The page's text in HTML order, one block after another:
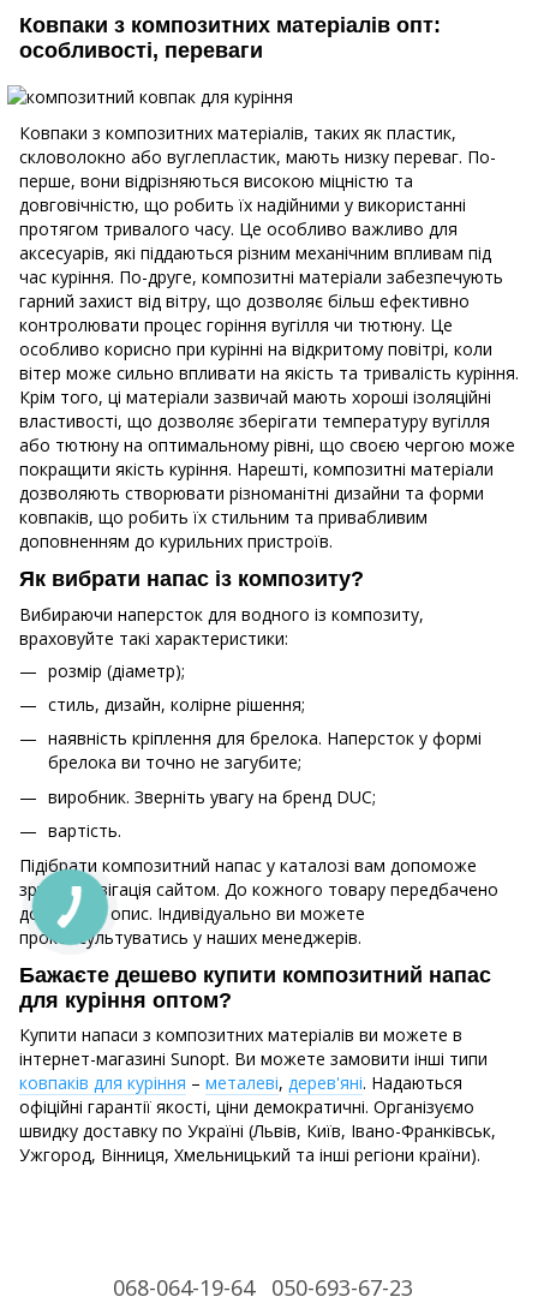
Ковпаки з композитних матеріалів опт:
особливості, переваги
Ковпаки з композитних матеріалів, таких як пластик,
скловолокно або вуглепластик, мають низку переваг. По-
перше, вони відрізняються високою міцністю та
довговічністю, що робить їх надійними у використанні
протягом тривалого часу. Це особливо важливо для
аксесуарів, які піддаються різним механічним впливам під
час куріння. По-друге, композитні матеріали забезпечують
гарний захист від вітру, що дозволяє більш ефективно
контролювати процес горіння вугілля чи тютюну. Це
особливо корисно при курінні на відкритому повітрі, коли
вітер може сильно впливати на якість та тривалість куріння.
Крім того, ці матеріали зазвичай мають хороші ізоляційні
властивості, що дозволяє зберігати температуру вугілля
або тютюну на оптимальному рівні, що своєю чергою може
покращити якість куріння. Нарешті, композитні матеріали
дозволяють створювати різноманітні дизайни та форми
ковпаків, що робить їх стильним та привабливим
доповненням до курильних пристроїв.
Як вибрати напас із композиту?
Вибираючи наперсток для водного із композиту,
враховуйте такі характеристики:
розмір (діаметр);
стиль, дизайн, колірне рішення;
наявність кріплення для брелока. Наперсток у формі
брелока ви точно не загубите;
виробник. Зверніть увагу на бренд DUC;
вартість.
Підібрати композитний напас у каталозі вам допоможе
зручна навігація сайтом. До кожного товару передбачено
докладний опис. Індивідуально ви можете
проконсультуватись у наших менеджерів.
Бажаєте дешево купити композитний напас
для куріння оптом?
Купити напаси з композитних матеріалів ви можете в
інтернет-магазині Sunopt. Ви можете замовити інші типи
ковпаків для куріння – металеві, дерев'яні. Надаються
офіційні гарантії якості, ціни демократичні. Організуємо
швидку доставку по Україні (Львів, Київ, Івано-Франківськ,
Ужгород, Вінниця, Хмельницький та інші регіони країни).
068-064-19-64 050-693-67-23